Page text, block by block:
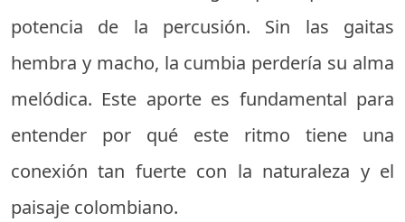
potencia de la percusión. Sin las gaitas
hembra y macho, la cumbia perdería su alma
melódica. Este aporte es fundamental para
entender por qué este ritmo tiene una
conexión tan fuerte con la naturaleza y el
paisaje colombiano.